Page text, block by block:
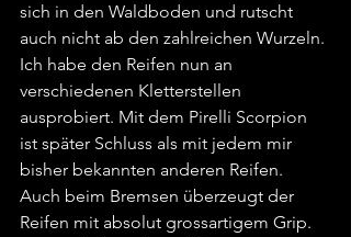
sich in den Waldboden und rutscht
auch nicht ab den zahlreichen Wurzeln.
Ich habe den Reifen nun an
verschiedenen Kletterstellen
ausprobiert. Mit dem Pirelli Scorpion
ist später Schluss als mit jedem mir
bisher bekannten anderen Reifen.
Auch beim Bremsen überzeugt der
Reifen mit absolut grossartigem Grip.